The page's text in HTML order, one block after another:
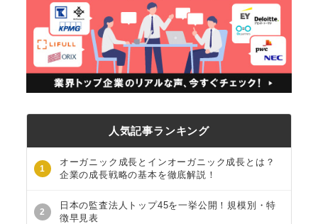
人気記事ランキング
1
オーガニック成長とインオーガニック成長とは？
企業の成長戦略の基本を徹底解説！
2
日本の監査法人トップ45を一挙公開！規模別・特
徴早見表